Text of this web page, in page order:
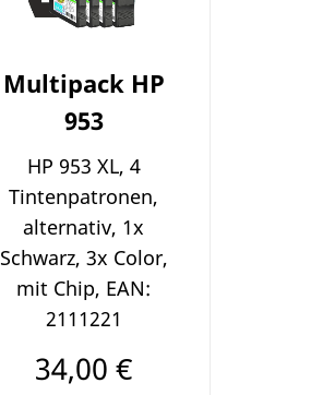
Multipack HP
953
HP 953 XL, 4
Tintenpatronen,
alternativ, 1x
Schwarz, 3x Color,
mit Chip, EAN:
2111221
34,00 €